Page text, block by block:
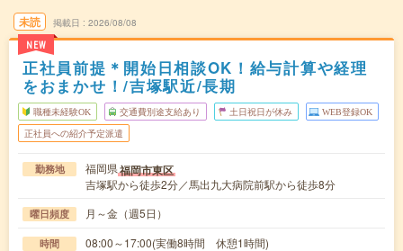
未読
NEW
掲載日 2026/08/08
正社員前提＊開始日相談OK！給与計算や経理
をおまかせ！/吉塚駅近/長期
職種未経験OK 交通費別途支給あり 土日祝日が休み WEB登録OK
正社員への紹介予定派遣
勤務地 福岡県福岡市東区
吉塚駅から徒歩2分／馬出九大病院前駅から徒歩8分
曜日頻度 月～金（週5日）
時間 08:00～17:00(実働8時間 休憩1時間)